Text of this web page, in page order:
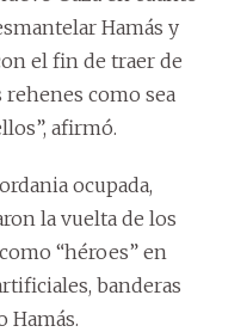
Hamás y
el fin de traer de
como sea
afirmó.
ocupada,
la vuelta de los
“héroes” en
banderas
Hamás.